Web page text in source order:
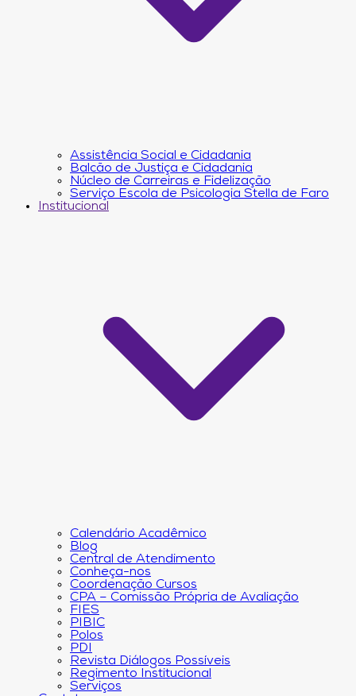
Assistência Social e Cidadania
Balcão de Justiça e Cidadania
Núcleo de Carreiras e Fidelização
Serviço Escola de Psicologia Stella de Faro
Institucional
Calendário Acadêmico
Blog
Central de Atendimento
Conheça-nos
Coordenação Cursos
CPA – Comissão Própria de Avaliação
FIES
PIBIC
Polos
PDI
Revista Diálogos Possíveis
Regimento Institucional
Serviços